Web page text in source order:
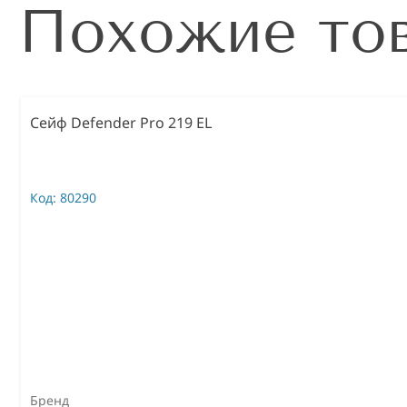
Похожие
Сейф Defender Pro 219 EL
Код: 80290
Бренд